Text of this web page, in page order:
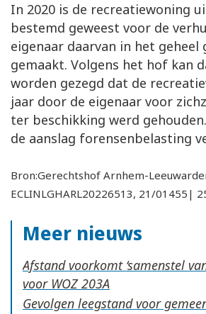
In 2020 is de recreatiewoning
bestemd geweest voor de
eigenaar daarvan in het geheel
gemaakt. Volgens het hof kan
worden gezegd dat de
jaar door de eigenaar voor
ter beschikking werd
de aanslag forensenbelasting
Bron:Gerechtshof Arnhem-
ECLINLGHARL20226513, 21/01455|
Meer nieuws
Afstand voorkomt ‘samenstel
voor WOZ
Gevolgen leegstand voor